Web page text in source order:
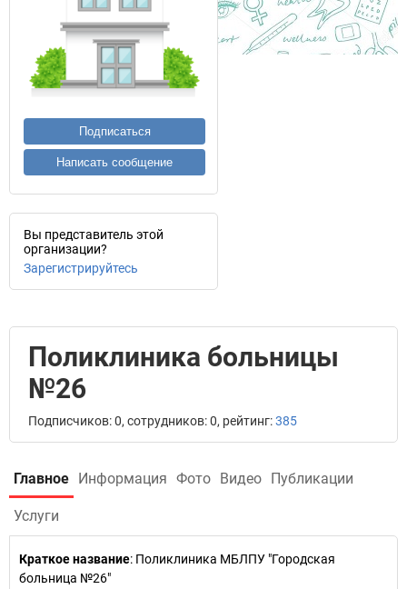
Подписаться
Написать сообщение
Вы представитель этой
организации?
Зарегистрируйтесь
Поликлиника больницы
№26
Подписчиков: 0, сотрудников: 0, рейтинг:385
Главное Информация Фото Видео Публикации
Услуги
Краткое название: Поликлиника МБЛПУ "Городская
больница №26"